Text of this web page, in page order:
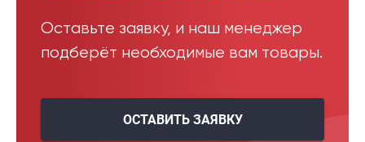
Оставьте заявку, и наш менеджер
подберёт необходимые вам товары.
ОСТАВИТЬ ЗАЯВКУ